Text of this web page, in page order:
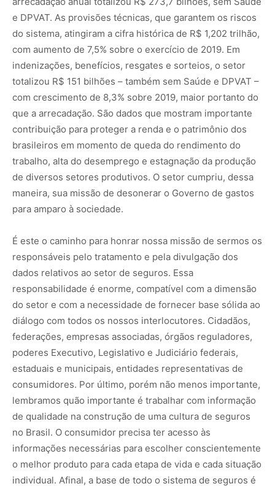
e DPVAT. As provisões técnicas, que garantem os riscos
do sistema, atingiram a cifra histórica de R$ 1,202 trilhão,
com aumento de 7,5% sobre o exercício de 2019. Em
indenizações, benefícios, resgates e sorteios, o setor
totalizou R$ 151 bilhões – também sem Saúde e DPVAT –
com crescimento de 8,3% sobre 2019, maior portanto do
que a arrecadação. São dados que mostram importante
contribuição para proteger a renda e o patrimônio dos
brasileiros em momento de queda do rendimento do
trabalho, alta do desemprego e estagnação da produção
de diversos setores produtivos. O setor cumpriu, dessa
maneira, sua missão de desonerar o Governo de gastos
para amparo à sociedade.
É este o caminho para honrar nossa missão de sermos os
responsáveis pelo tratamento e pela divulgação dos
dados relativos ao setor de seguros. Essa
responsabilidade é enorme, compatível com a dimensão
do setor e com a necessidade de fornecer base sólida ao
diálogo com todos os nossos interlocutores. Cidadãos,
federações, empresas associadas, órgãos reguladores,
poderes Executivo, Legislativo e Judiciário federais,
estaduais e municipais, entidades representativas de
consumidores. Por último, porém não menos importante,
lembramos quão importante é trabalhar com informação
de qualidade na construção de uma cultura de seguros
no Brasil. O consumidor precisa ter acesso às
informações necessárias para escolher conscientemente
o melhor produto para cada etapa de vida e cada situação
individual. Afinal, a base de todo o sistema de seguros é